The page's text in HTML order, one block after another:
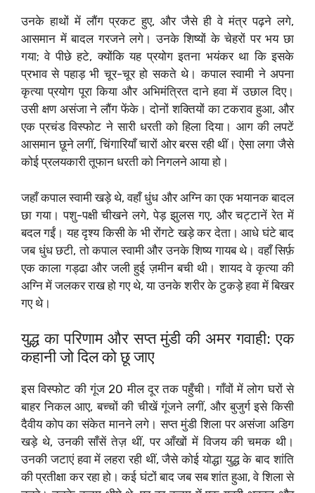
उनके हाथों में लौंग प्रकट हुए, और जैसे ही वे मंत्र पढ़ने लगे,
आसमान में बादल गरजने लगे। उनके शिष्यों के चेहरों पर भय छा
गया; वे पीछे हटे, क्योंकि यह प्रयोग इतना भयंकर था कि इसके
प्रभाव से पहाड़ भी चूर-चूर हो सकते थे। कपाल स्वामी ने अपना
कृत्या प्रयोग पूरा किया और अभिमंत्रित दाने हवा में उछाल दिए।
उसी क्षण असंजा ने लौंग फेंके। दोनों शक्तियों का टकराव हुआ, और
एक प्रचंड विस्फोट ने सारी धरती को हिला दिया। आग की लपटें
आसमान छूने लगीं, चिंगारियाँ चारों ओर बरस रही थीं। ऐसा लगा जैसे
कोई प्रलयकारी तूफान धरती को निगलने आया हो।
जहाँ कपाल स्वामी खड़े थे, वहाँ धुंध और अग्नि का एक भयानक बादल
छा गया। पशु-पक्षी चीखने लगे, पेड़ झुलस गए, और चट्टानें रेत में
बदल गईं। यह दृश्य किसी के भी रोंगटे खड़े कर देता। आधे घंटे बाद
जब धुंध छटी, तो कपाल स्वामी और उनके शिष्य गायब थे। वहाँ सिर्फ़
एक काला गड्ढा और जली हुई ज़मीन बची थी। शायद वे कृत्या की
अग्नि में जलकर राख हो गए थे, या उनके शरीर के टुकड़े हवा में बिखर
गए थे।
युद्ध का परिणाम और सप्त मुंडी की अमर गवाही: एक
कहानी जो दिल को छू जाए
इस विस्फोट की गूंज 20 मील दूर तक पहुँची। गाँवों में लोग घरों से
बाहर निकल आए, बच्चों की चीखें गूंजने लगीं, और बुजुर्ग इसे किसी
दैवीय कोप का संकेत मानने लगे। सप्त मुंडी शिला पर असंजा अडिग
खड़े थे, उनकी साँसें तेज़ थीं, पर आँखों में विजय की चमक थी।
उनकी जटाएं हवा में लहरा रही थीं, जैसे कोई योद्धा युद्ध के बाद शांति
की प्रतीक्षा कर रहा हो। कई घंटों बाद जब सब शांत हुआ, वे शिला से